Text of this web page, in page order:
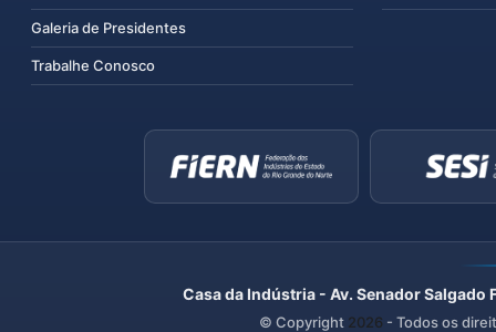
Galeria de Presidentes
Trabalhe Conosco
Casa da Indústria - Av. Senador
© Copyright 2026 - Todos os